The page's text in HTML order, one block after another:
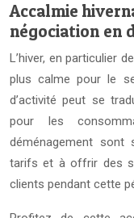
Accalmie
négociation en
L’hiver, en particulier
plus calme pour le
d’activité peut se
pour les
déménagement sont
tarifs et à offrir des
clients pendant cette